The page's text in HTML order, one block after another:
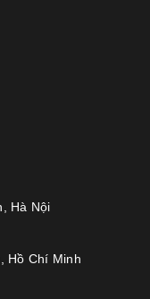
Hà Nội
Hồ Chí Minh